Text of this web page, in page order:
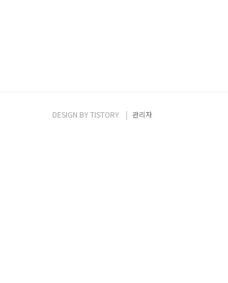
DESIGN BYTISTORY 관리자